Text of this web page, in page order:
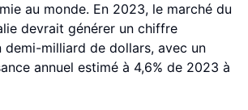
au monde. En 2023, le marché du
devrait générer un chiffre
milliard de dollars, avec un
annuel estimé à 4,6% de 2023 à